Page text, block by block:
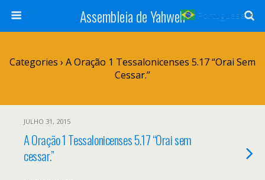
Assembleia de Yahweh
Categories › A Oração 1 Tessalonicenses 5.17 “Orai Sem
Cessar.”
JULHO 31, 2015
A Oração 1 Tessalonicenses 5.17 “Orai sem
cessar.”
Portuguese ▼